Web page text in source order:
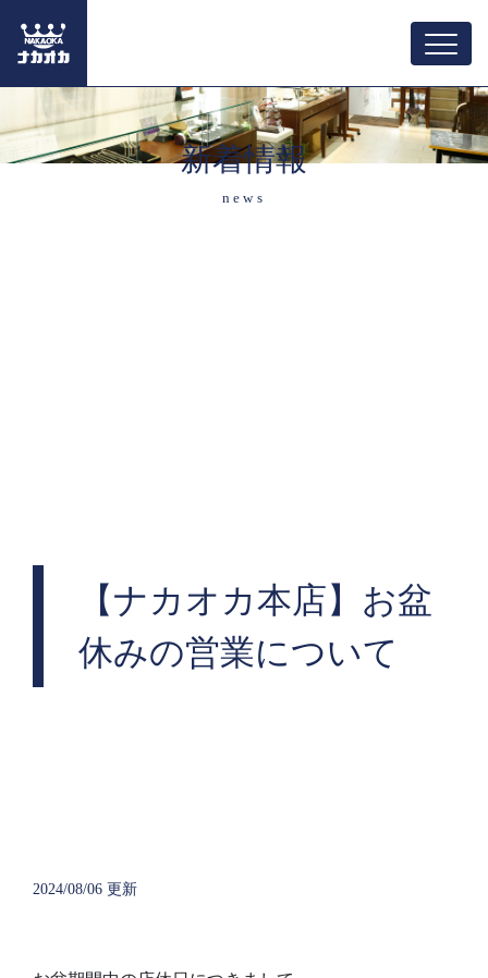
新着情報
news
【ナカオカ本店】お盆
休みの営業について
2024/08/06 更新